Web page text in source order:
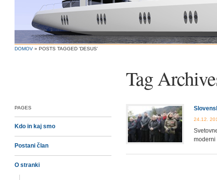
DOMOV » POSTS TAGGED 'DESUS'
Tag
PAGES
Kdo in kaj smo
Postani član
O stranki
24.12.